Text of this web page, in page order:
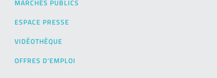
MARCHÉS PUBLICS
ESPACE PRESSE
VIDÉOTHÈQUE
OFFRES D’EMPLOI